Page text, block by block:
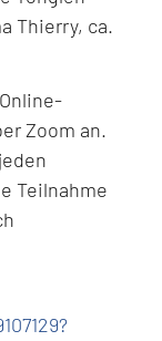
Thierry, ca.
Zoom an.
Teilnahme